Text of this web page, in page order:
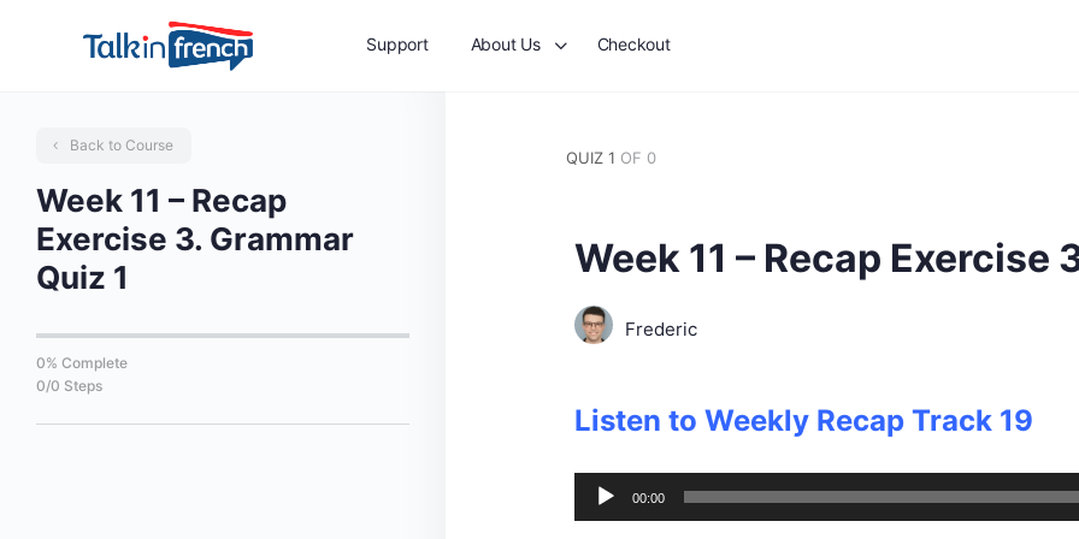
Support About Us Checkout
Back to Course
Week 11 – Recap
Exercise 3. Grammar
Quiz 1
0% Complete
0/0 Steps
QUIZ 1 OF 0
Week 11 – Recap Exercise
Frederic
Listen to Weekly Recap Track 19
Audio
Player
00:00